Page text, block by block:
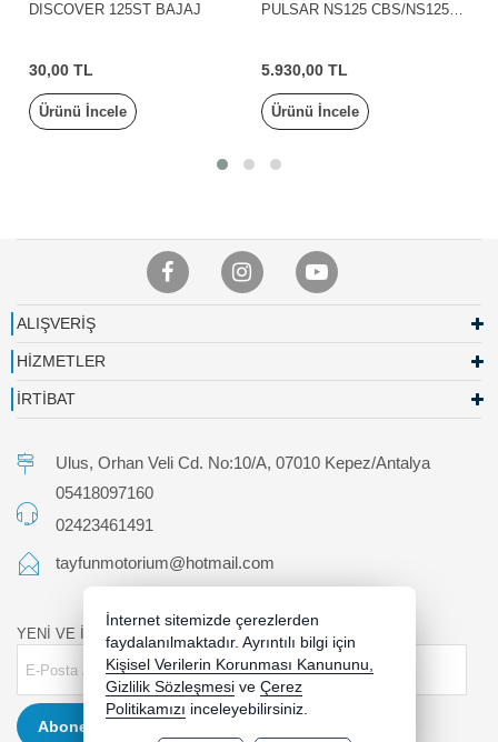
DISCOVER 125ST BAJAJ
30,00 TL
Ürünü İncele
PULSAR NS125 CBS/NS125
5.930,00 TL
Ürünü İncele
ALIŞVERİŞ
HİZMETLER
İRTİBAT
Ulus, Orhan Veli Cd. No:10/A, 07010 Kepez/Antalya
05418097160
02423461491
tayfunmotorium@hotmail.com
YENİ VE İNDİRİMLİ ÜRÜNLERDEN HABERDAR OLUN !
Abone Ol
İnternet sitemizde çerezlerden
faydalanılmaktadır. Ayrıntılı bilgi için
Kişisel Verilerin Korunması Kanununu,
Gizlilik Sözleşmesi ve Çerez
Politikamızı inceleyebilirsiniz.